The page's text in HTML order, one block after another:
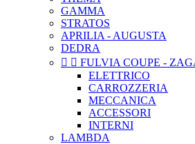
GAMMA
STRATOS
APRILIA - AUGUSTA
DEDRA
  FULVIA COUPE -
ELETTRICO
CARROZZERIA
MECCANICA
ACCESSORI
INTERNI
LAMBDA